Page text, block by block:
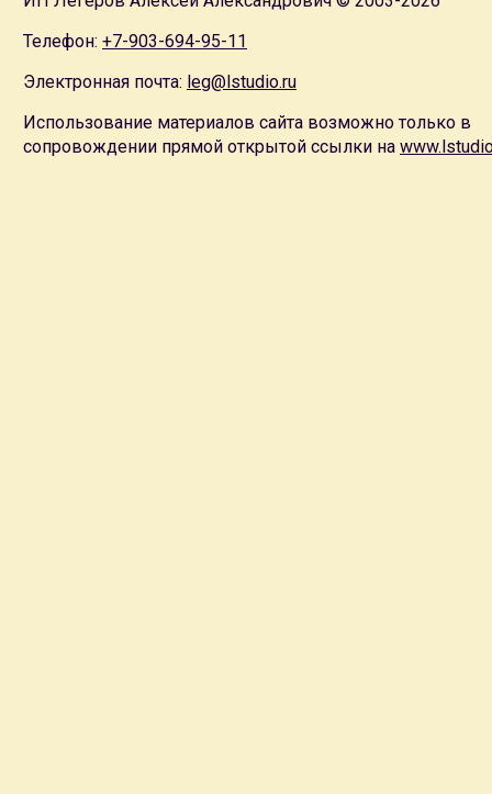
Телефон: +7-903-694-95-11
Электронная почта: leg@lstudio.ru
Использование материалов сайта возможно только в
сопровождении прямой открытой ссылки на